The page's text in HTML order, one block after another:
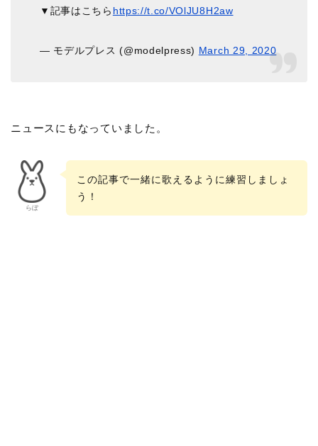
▼記事はこちら https://t.co/VOlJU8H2aw
— モデルプレス (@modelpress) March 29, 2020
ニュースにもなっていました。
らぼ
この記事で一緒に歌えるように練習しましょ
う！